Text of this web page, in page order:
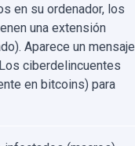
en su ordenador, los
una extensión
Aparece un mensaje
ciberdelincuentes
en bitcoins) para